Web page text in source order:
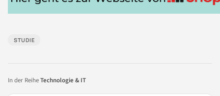
STUDIE
In der ReiheTechnologie & IT